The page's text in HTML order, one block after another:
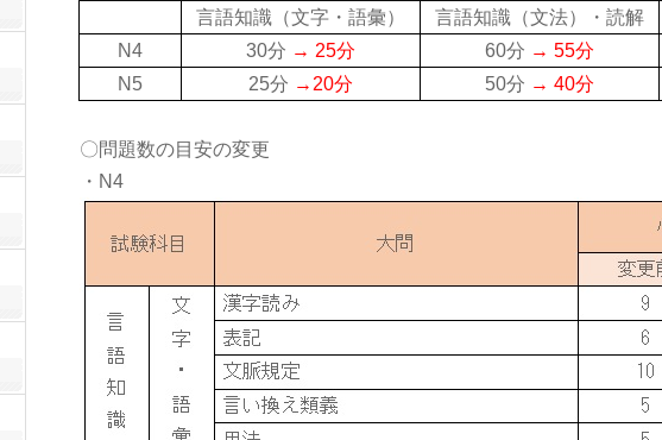
言語知識（文字・語彙）
言語知識（文法）・読解
N4
30分 → 25分 60分 → 55分
N5
25分 → 20分 50分 → 40分
〇問題数の目安の変更
・N4